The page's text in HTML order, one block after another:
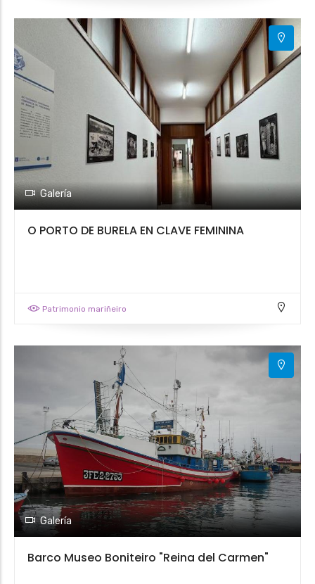
Galería
O PORTO DE BURELA EN CLAVE FEMININA
Patrimonio mariñeiro
Galería
Barco Museo Boniteiro "Reina del Carmen"